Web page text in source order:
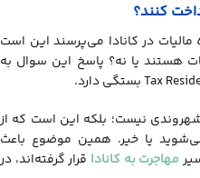
کنند؟
مالیات در کانادا می‌پرسند این است
هستند یا نه؟ پاسخ این سوال به
نیست؛ بلکه این است که از
یا خیر. همین موضوع باعث
مهاجرت به کانادا قرار گرفته‌اند، در